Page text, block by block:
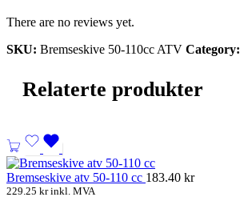
There are no reviews yet.
SKU: Bremseskive 50-110cc ATV Category:
Relaterte produkter
Bremseskive atv 50-110 cc 183.40 kr
229.25 krinkl. MVA